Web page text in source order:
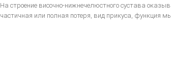
На строение височно-нижнечелюстного сустава
частичная или полная потеря, вид прикуса, функция